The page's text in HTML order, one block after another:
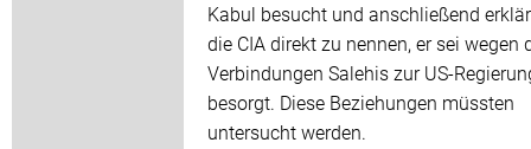
Kabul besucht und anschließend
die CIA direkt zu nennen, er sei wegen
Verbindungen Salehis zur US-
besorgt. Diese Beziehungen müssten
untersucht werden.